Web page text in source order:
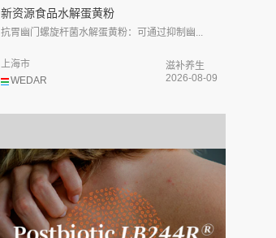
新资源食品水解蛋黄粉
抗胃幽门螺旋杆菌水解蛋黄粉：可通过抑制幽...
WEDAR
上海市
滋补养生
2026-08-09